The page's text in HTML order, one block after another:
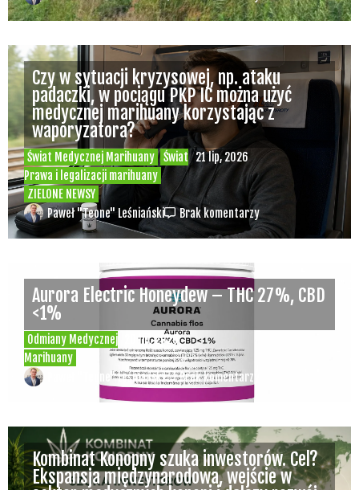
Świat Medycznej Marihuany
Świat
Prawa i legalizacji marihuany
ZIELONE NEWSY
21 lip, 2026
Czy w sytuacji kryzysowej, np. ataku
padaczki, w pociągu PKP IC można użyć
medycznej marihuany korzystając z
waporyzatora?
Paweł "Teone" Leśniański Brak komentarzy
Odmiany Medycznej
Marihuany
20 lip, 2026
Aurora Electric Honeydew – THC 27%, CBD
<1%
Paweł "Teone" Leśniański Brak komentarzy
Kombinat Konopny szuka inwestorów. Cel?
Ekspansja międzynarodowa, wejście w